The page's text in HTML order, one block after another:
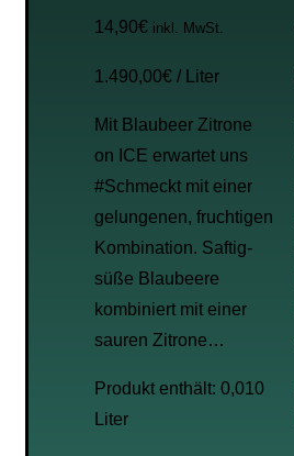
14,90€ inkl. MwSt.
1.490,00€ / Liter
Mit Blaubeer Zitrone
on ICE erwartet uns
#Schmeckt mit einer
gelungenen, fruchtigen
Kombination. Saftig-
süße Blaubeere
kombiniert mit einer
sauren Zitrone…
Produkt enthält: 0,010
Liter